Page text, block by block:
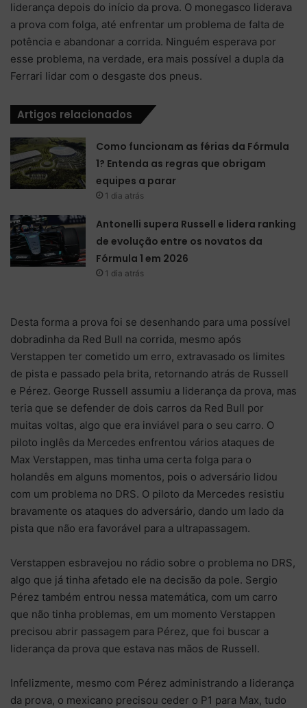
liderança depois do início da prova. O monegasco liderava
a prova com folga, até enfrentar um problema de falta de
potência e abandonar a corrida. Ninguém esperava por
esse problema, na verdade, era mais possível a dupla da
Ferrari lidar com o desgaste dos pneus.
Artigos relacionados
Como funcionam as férias da Fórmula
1? Entenda as regras que obrigam
equipes a parar
1 dia atrás
Antonelli supera Russell e lidera ranking
de evolução entre os novatos da
Fórmula 1 em 2026
1 dia atrás
Desta forma a prova foi se desenhando para uma possível
dobradinha da Red Bull na corrida, mesmo após
Verstappen ter cometido um erro, extravasado os limites
de pista e passado pela brita, retornando atrás de Russell
e Pérez. George Russell assumiu a liderança da prova, mas
teria que se defender de dois carros da Red Bull por
muitas voltas, algo que era inviável para o seu carro. O
piloto inglês da Mercedes enfrentou vários ataques de
Max Verstappen, mas tinha uma certa folga para o
holandês em alguns momentos, pois o adversário lidou
com um problema no DRS. O piloto da Mercedes resistiu
bravamente os ataques do adversário, dando um lado da
pista que não era favorável para a ultrapassagem.
Verstappen esbravejou no rádio sobre o problema no DRS,
algo que já tinha afetado ele na decisão da pole. Sergio
Pérez também entrou nessa matemática, com um carro
que não tinha problemas, em um momento Verstappen
precisou abrir passagem para Pérez, que foi buscar a
liderança da prova que estava nas mãos de Russell.
Infelizmente, mesmo com Pérez administrando a liderança
da prova, o mexicano precisou ceder o P1 para Max, tudo